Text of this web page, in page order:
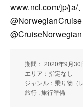
www.ncl.com/jp/ja/
@CruiseNorwegian
期間： 2020年9月30
エリア：指定なし
ジャンル：乗り物（
旅行 , 旅行準備